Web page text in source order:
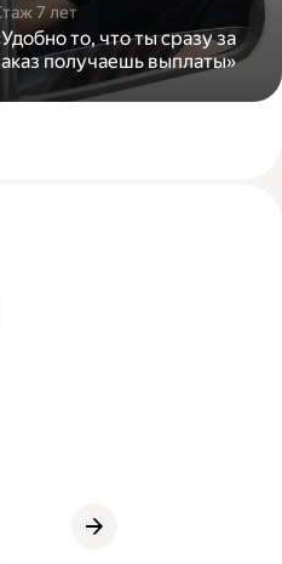
7 лет
то, что ты сразу за
получаешь выплаты»